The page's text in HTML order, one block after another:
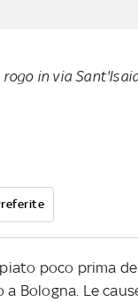
in via
poco prima
Bologna. Le